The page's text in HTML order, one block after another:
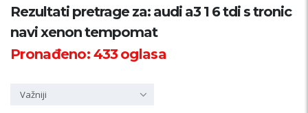
Kategorija
Županija
Rezultati pretrage za: audi a3 1 6 tdi s tronic
navi xenon tempomat
Pronađeno:433oglasa
Važniji